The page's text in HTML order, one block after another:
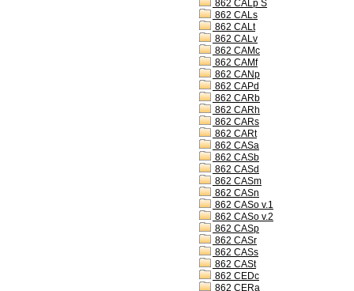
862 CALp S
862 CALs
862 CALt
862 CALv
862 CAMc
862 CAMf
862 CANp
862 CAPd
862 CARb
862 CARh
862 CARs
862 CARt
862 CASa
862 CASb
862 CASd
862 CASm
862 CASn
862 CASo v.1
862 CASo v.2
862 CASp
862 CASr
862 CASs
862 CASt
862 CEDc
862 CERa